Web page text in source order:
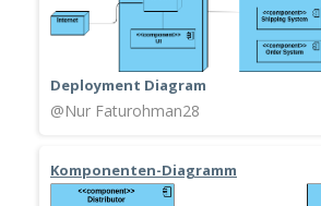
Deployment Diagram
@Nur Faturohman28
Komponenten-Diagramm